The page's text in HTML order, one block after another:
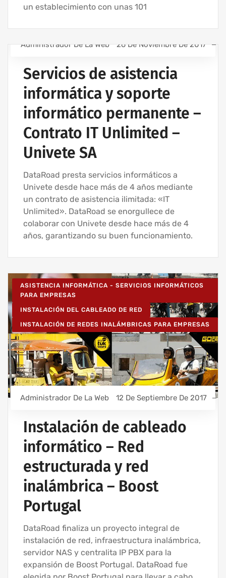
un establecimiento con unas 101
ASISTENCIA INFORMÁTICA - SERVICIOS INFORMÁTICOS
PARA EMPRESAS
EMPRESA DE INFORMÁTICA Y SERVICIOS INFORMÁTICOS
MANTENIMIENTO INFORMÁTICO PARA EMPRESAS
SERVICIOS INFORMÁTICOS Y ASISTENCIA INFORMÁTICA
Administrador De La Web 26 De Noviembre De 2017
Servicios de asistencia
informática y soporte
informático permanente –
Contrato IT Unlimited –
Univete SA
DataRoad presta servicios informáticos a
Univete desde hace más de 4 años mediante
un contrato de asistencia ilimitada: «IT
Unlimited». DataRoad se enorgullece de
colaborar con Univete desde hace más de 4
años, garantizando su buen funcionamiento.
ASISTENCIA INFORMÁTICA - SERVICIOS INFORMÁTICOS
PARA EMPRESAS
INSTALACIÓN DEL CABLEADO DE RED
INSTALACIÓN DE REDES INALÁMBRICAS PARA EMPRESAS
Administrador De La Web 12 De Septiembre De 2017
Instalación de cableado
informático – Red
estructurada y red
inalámbrica – Boost
Portugal
DataRoad finaliza un proyecto integral de
instalación de red, infraestructura inalámbrica,
servidor NAS y centralita IP PBX para la
expansión de Boost Portugal. DataRoad fue